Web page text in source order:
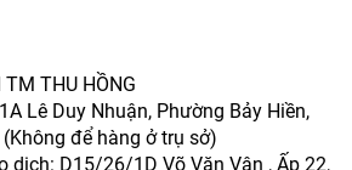
TM THU HỒNG
Lê Duy Nhuận, Phường Bảy Hiền,
để hàng ở trụ sở)
dịch: D15/26/1D Võ Văn Vân , Ấp 22,